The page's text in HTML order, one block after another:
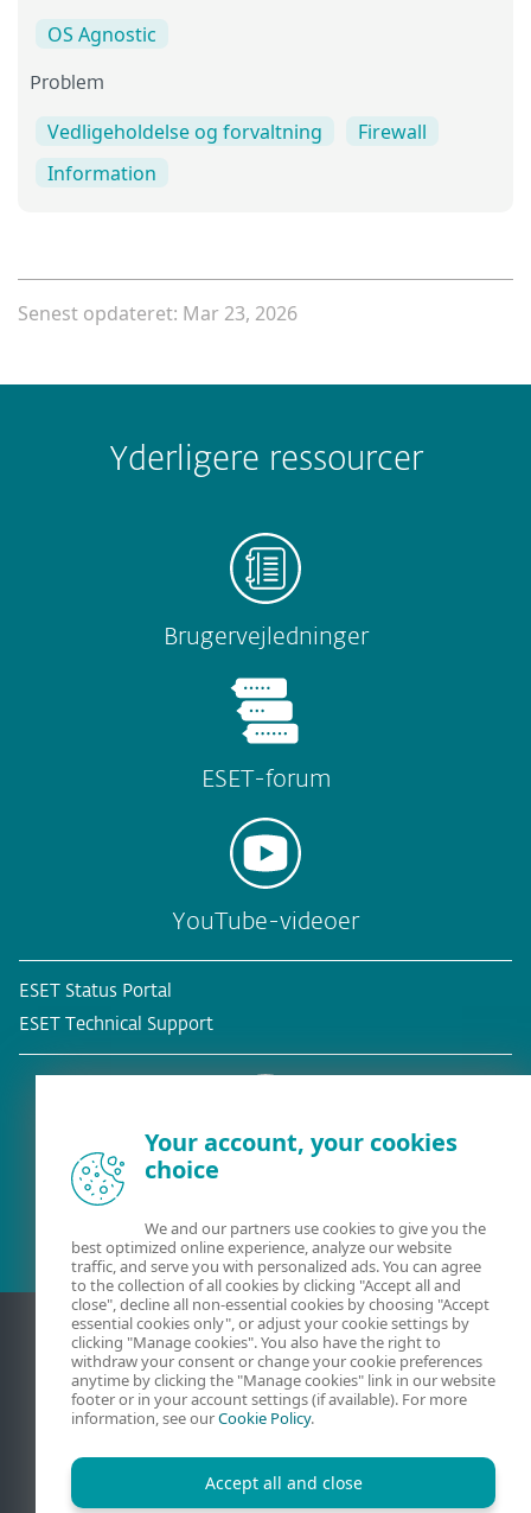
OS Agnostic
Problem
Vedligeholdelse og forvaltning
Firewall
Information
Senest opdateret: Mar 23, 2026
Yderligere ressourcer
Brugervejledninger
ESET-forum
YouTube-videoer
ESET Status Portal
ESET Technical Support
Eksisterende kunde?
Your account, your cookies
choice
We and our partners use cookies to give you the
best optimized online experience, analyze our website
traffic, and serve you with personalized ads. You can agree
to the collection of all cookies by clicking "Accept all and
close", decline all non-essential cookies by choosing "Accept
essential cookies only", or adjust your cookie settings by
clicking "Manage cookies". You also have the right to
withdraw your consent or change your cookie preferences
anytime by clicking the "Manage cookies" link in our website
footer or in your account settings (if available). For more
information, see ourCookie Policy.
Accept all and close